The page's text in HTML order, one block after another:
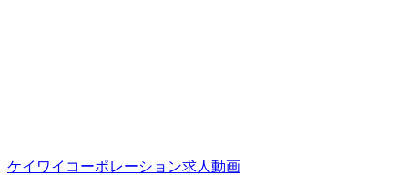
ケイワイコーポレーション求人動画